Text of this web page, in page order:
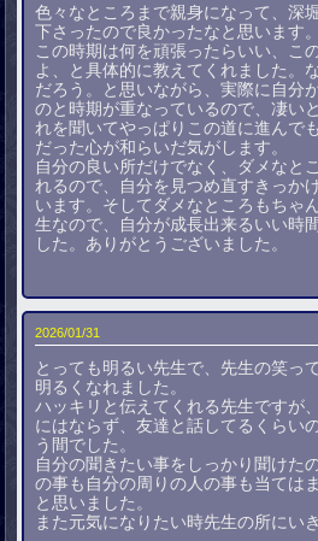
色々なところまで親身になって、深
下さったので良かったなと思います。
この時期は何を頑張ったらいい、こ
よ、と具体的に教えてくれました。
だろう。と思いながら、実際に自分
のと時期が重なっているので、凄い
れを聞いてやっぱりこの道に進んで
だった心が和らいだ気がします。
自分の良い所だけでなく、ダメなと
れるので、自分を見つめ直すきっか
います。そしてダメなところもちゃ
生なので、自分が成長出来るいい時
した。ありがとうございました。
2026/01/31
とっても明るい先生で、先生の笑っ
明るくなれました。
ハッキリと伝えてくれる先生ですが
にはならず、友達と話してるくらい
う間でした。
自分の聞きたい事をしっかり聞けた
の事も自分の周りの人の事も当ては
と思いました。
また元気になりたい時先生の所にい